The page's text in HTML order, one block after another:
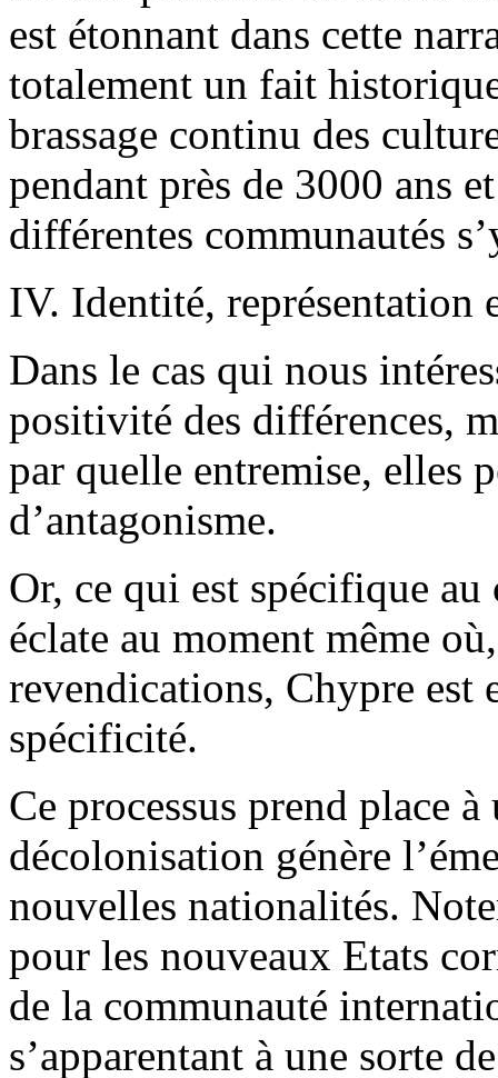
est étonnant dans cette
totalement un fait
brassage continu des
pendant près de 3000 ans
différentes communautés
IV. Identité, représentation
Dans le cas qui nous
positivité des différences,
par quelle entremise, elles
d’antagonisme.
Or, ce qui est spécifique
éclate au moment même
revendications, Chypre est
spécificité.
Ce processus prend place
décolonisation génère
nouvelles nationalités.
pour les nouveaux Etats
de la communauté
s’apparentant à une sorte